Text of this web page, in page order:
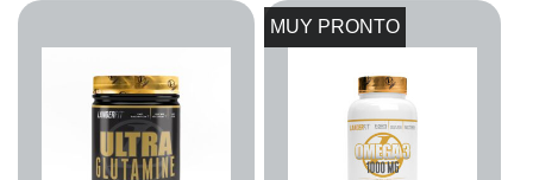
MUY PRONTO